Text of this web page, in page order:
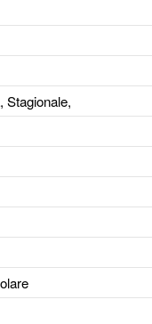
Stagionale,